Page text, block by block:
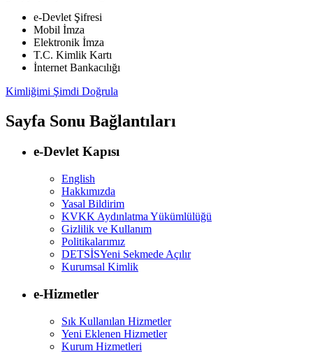
e-Devlet Şifresi
Mobil İmza
Elektronik İmza
T.C. Kimlik Kartı
İnternet Bankacılığı
Kimliğimi Şimdi Doğrula
Sayfa Sonu Bağlantıları
e-Devlet Kapısı
English
Hakkımızda
Yasal Bildirim
KVKK Aydınlatma Yükümlülüğü
Gizlilik ve Kullanım
Politikalarımız
DETSİSYeni Sekmede Açılır
Kurumsal Kimlik
e-Hizmetler
Sık Kullanılan Hizmetler
Yeni Eklenen Hizmetler
Kurum Hizmetleri